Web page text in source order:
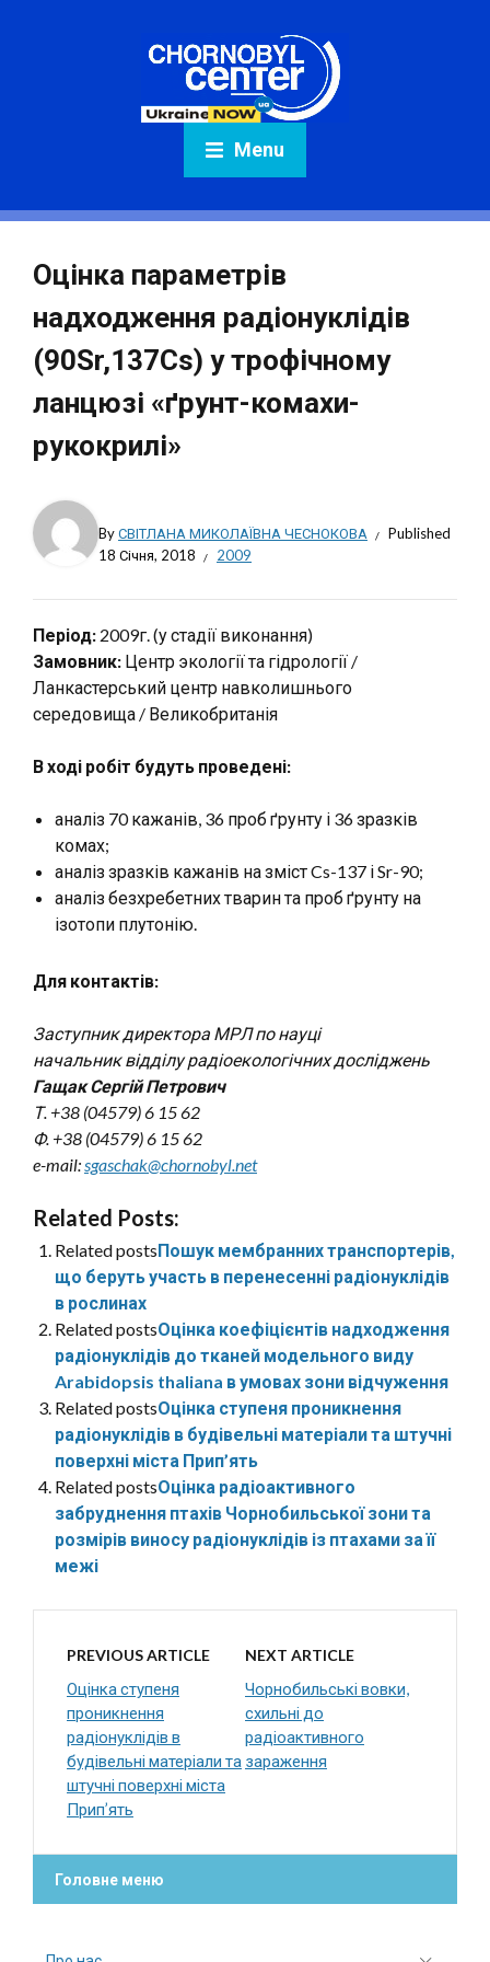
Menu
Оцінка параметрів
надходження радіонуклідів
(90Sr,137Cs) у трофічному
ланцюзі «ґрунт-комахи-
рукокрилі»
ByСВІТЛАНА МИКОЛАЇВНА ЧЕСНОКОВА
Published
18 Січня, 2018
2009
Період: 2009г. (у стадії виконання)
Замовник: Центр экології та гідрології /
Ланкастерський центр навколишнього
середовища / Великобританія
В ході робіт будуть проведені:
аналіз 70 кажанів, 36 проб ґрунту і 36 зразків
комах;
аналіз зразків кажанів на зміст Cs-137 і Sr-90;
аналіз безхребетних тварин та проб ґрунту на
ізотопи плутонію.
Для контактів:
Заступник директора МРЛ по науці
начальник відділу радіоекологічних досліджень
Гащак Сергій Петрович
Т. +38 (04579) 6 15 62
Ф. +38 (04579) 6 15 62
e-mail:sgaschak@chornobyl.net
Related Posts:
Related postsПошук мембранних транспортерів,
що беруть участь в перенесенні радіонуклідів
в рослинах
Related postsОцінка коефіцієнтів надходження
радіонуклідів до тканей модельного виду
Arabidopsis thaliana в умовах зони відчуження
Related postsОцінка ступеня проникнення
радіонуклідів в будівельні матеріали та штучні
поверхні міста Прип’ять
Related postsОцінка радіоактивного
забруднення птахів Чорнобильської зони та
розмірів виносу радіонуклідів із птахами за її
межі
PREVIOUS ARTICLE
Оцінка ступеня
проникнення
радіонуклідів в
будівельні матеріали та
штучні поверхні міста
Прип’ять
NEXT ARTICLE
Чорнобильські вовки,
схильні до
радіоактивного
зараження
Головне меню